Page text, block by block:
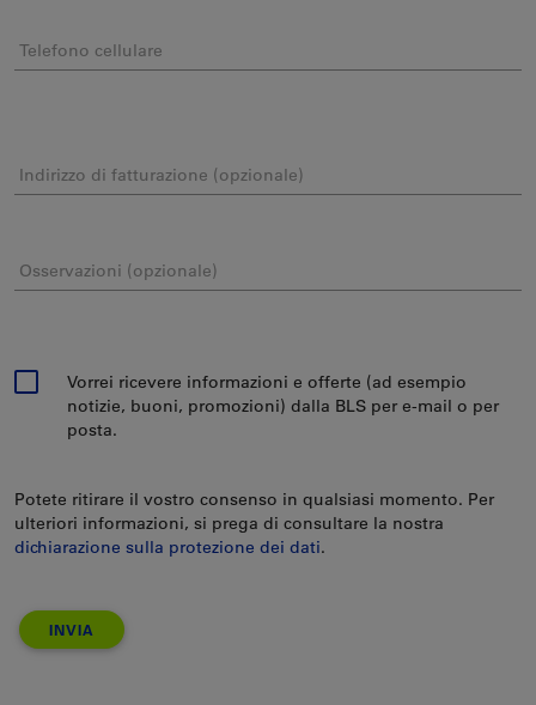
Telefono cellulare
Indirizzo di fatturazione (opzionale)
Osservazioni (opzionale)
Vorrei ricevere informazioni e offerte (ad esempio
notizie, buoni, promozioni) dalla BLS per e-mail o per
posta.
Potete ritirare il vostro consenso in qualsiasi momento. Per
ulteriori informazioni, si prega di consultare la nostra
dichiarazione sulla protezione dei dati.
INVIA